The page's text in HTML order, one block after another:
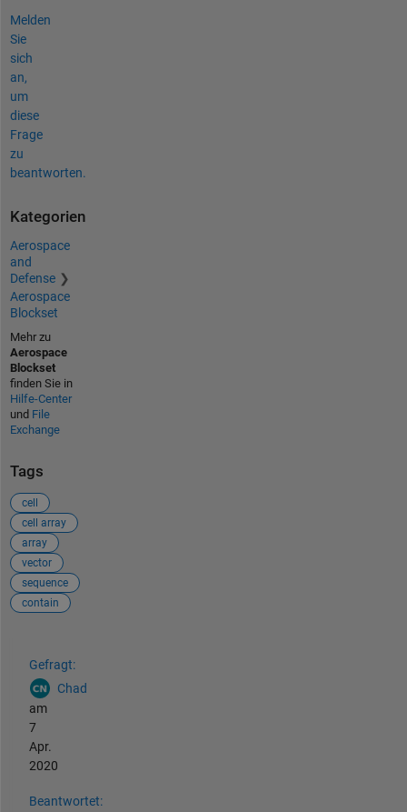
Melden
Sie
sich
an,
um
diese
Frage
zu
beantworten.
Kategorien
Aerospace
and
Defense
Aerospace
Blockset
Mehr zu
Aerospace
Blockset
finden Sie in
Hilfe-Center
und File
Exchange
Tags
cell
cell array
array
vector
sequence
contain
Gefragt:
Chad
am
7
Apr.
2020
Beantwortet: